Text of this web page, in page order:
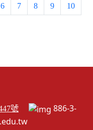
6 7 8 9 10
號
886-3-